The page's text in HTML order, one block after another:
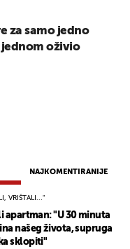
NAJKOMENTIRANIJE
VRIŠTALI..."
apartman: "U 30 minuta
našeg života, supruga
sklopiti"
za samo jedno
jednom oživio